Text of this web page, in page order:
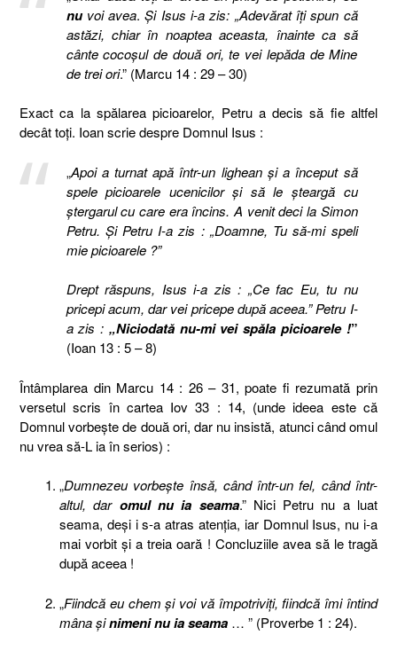
nuvoi avea.Şi Isus i-a zis: „Adevărat îţi spun că
astăzi, chiar în noaptea aceasta, înainte ca să
cânte cocoşul de două ori, te vei lepăda de Mine
de trei ori.” (Marcu 14 : 29 – 30)
Exact ca la spălarea picioarelor, Petru a decis să fie altfel
decât toţi. Ioan scrie despre Domnul Isus :
„Apoi a turnat apă într-un lighean şi a început să
spele picioarele ucenicilor şi să le şteargă cu
ştergarul cu care era încins. A venit deci la Simon
Petru. Şi Petru I-a zis : „Doamne, Tu să-mi speli
mie picioarele ?”
Drept răspuns, Isus i-a zis : „Ce fac Eu, tu nu
pricepi acum, dar vei pricepe după aceea.” Petru I-
a zis : „Niciodată nu-mi vei spăla picioarele !”
(Ioan 13 : 5 – 8)
Întâmplarea din Marcu 14 : 26 – 31, poate fi rezumată prin
versetul scris în cartea Iov 33 : 14, (unde ideea este că
Domnul vorbeşte de două ori, dar nu insistă, atunci când omul
nu vrea să-L ia în serios) :
„Dumnezeu vorbeşte însă, când într-un fel, când într-
altul, dar omul nu ia seama.” Nici Petru nu a luat
seama, deşi i s-a atras atenţia, iar Domnul Isus, nu i-a
mai vorbit şi a treia oară ! Concluziile avea să le tragă
după aceea !
„Fiindcă eu chem şi voi vă împotriviţi, fiindcă îmi întind
mâna şinimeni nu ia seama … ” (Proverbe 1 : 24).